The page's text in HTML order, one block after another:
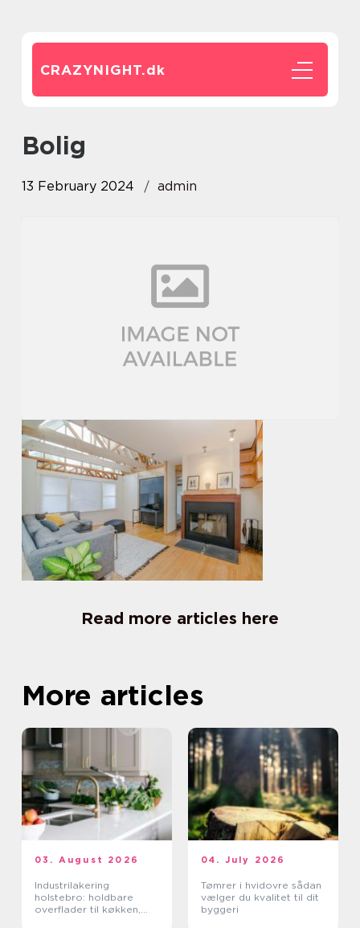
CRAZYNIGHT.dk
bolig
13 February 2024 admin
Read more articles here
More articles
03. August 2026
Industrilakering
holstebro: holdbare
overflader til køkken,
04. July 2026
Tømrer i hvidovre sådan
vælger du kvalitet til dit
byggeri